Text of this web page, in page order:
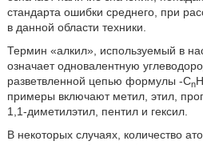
стандарта ошибки среднего, при
в данной области техники.
Термин «алкил», используемый в
означает одновалентную
разветвленной цепью формулы -CnH
примеры включают метил, этил,
1,1-диметилэтил, пентил и гексил.
В некоторых случаях, количество